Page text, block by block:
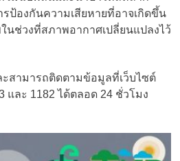
ป้องกันความเสียหายที่อาจเกิดขึ้น
นช่วงที่สภาพอากาศเปลี่ยนแปลงไว้
สามารถติดตามข้อมูลที่เว็บไซต์
และ 1182 ได้ตลอด 24 ชั่วโมง